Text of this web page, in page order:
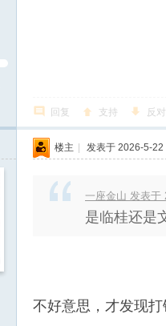
回复 支持 反对
楼主 | 发表于 2026-5-
一座金山 发表于
是临桂还是
不好意思，才发现